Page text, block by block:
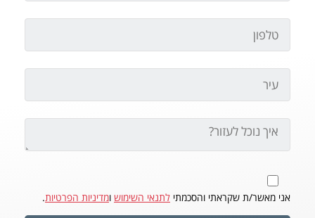
אני מאשר/ת שקראתי והסכמתי לתנאי השימוש ומדיניות הפרטיות.